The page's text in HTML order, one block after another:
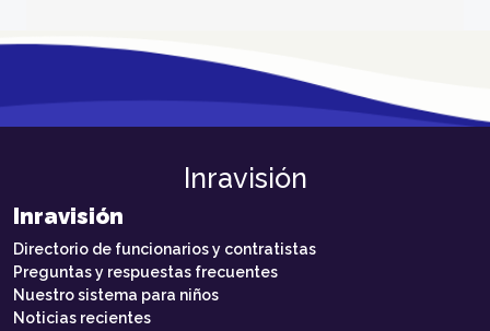
Inravisión
Inravisión
Directorio de funcionarios y contratistas
Preguntas y respuestas frecuentes
Nuestro sistema para niños
Noticias recientes